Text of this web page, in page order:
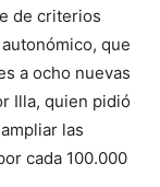
de criterios
que
a ocho nuevas
Illa, quien pidió
las
cada 100.000